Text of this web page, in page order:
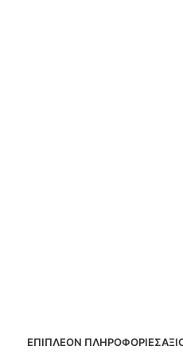
ΕΠΙΠΛΈΟΝ ΠΛΗΡΟΦΟΡΊΕΣ